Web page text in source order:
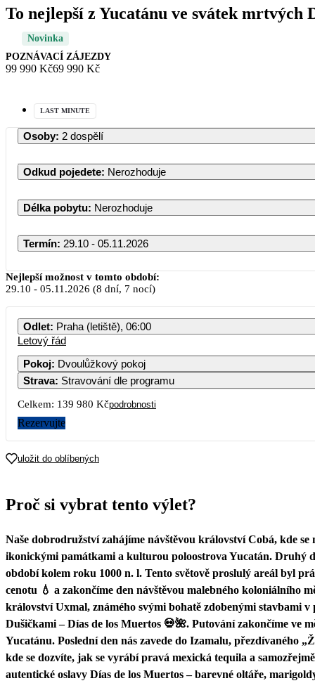
To nejlepší z Yucatánu ve svátek mrtvých
Novinka
POZNÁVACÍ ZÁJEZDY
99 990 Kč69 990 Kč
LAST MINUTE
Osoby: 2 dospělí
Odkud pojedete: Nerozhoduje
Délka pobytu: Nerozhoduje
Termín: 29.10 - 05.11.2026
Nejlepší možnost v tomto období:
29.10 - 05.11.2026 (8 dní, 7 nocí)
Odlet: Praha (letiště), 06:00
Letový řád
Pokoj: Dvoulůžkový pokoj
Strava: Stravování dle programu
Celkem: 139 980 Kčpodrobnosti
Rezervujte
uložit do oblíbených
Proč si vybrat tento výlet?
Naše dobrodružství zahájíme návštěvou království Cobá, kde
ikonickými památkami a kulturou poloostrova Yucatán. Druhý
období kolem roku 1000 n. l. Tento světově proslulý areál byl
cenotu 💧 a zakončíme den návštěvou malebného koloniálního
království Uxmal, známého svými bohatě zdobenými stavbami
Dušičkami – Días de los Muertos 💀🌺. Putování zakončíme ve
Yucatánu. Poslední den nás zavede do Izamalu, přezdívaného
kde se dozvíte, jak se vyrábí pravá mexická tequila a
autentické oslavy Días de los Muertos – barevné oltáře,